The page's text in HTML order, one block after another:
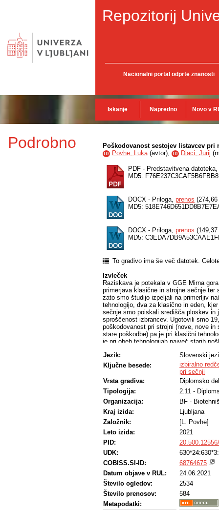
Repozitorij
Nacionalni portal odprte znanosti
Iskanje Napredno Novo v
Podrobno Poškodovanost sestojev listavcev
ID Povhe, Luka(avtor), ID Diaci, Jurij (
PDF - Predstavitvena datoteka,
MD5:
DOCX - Priloga, prenos
MD5:
DOCX - Priloga, prenos
MD5:
To gradivo ima še več datotek.
Izvleček
Raziskava je potekala v GGE Mirna
primerjava klasične in strojne sečnje
zato smo študijo izpeljali na primerljiv
tehnologijo, dva za klasično in eden,
sečnje smo poiskali središča ploskev in
sproščenost izbrancev. Ugotovili smo
poškodovanost pri strojni (nove, nove
stare poškodbe) pa je pri klasični
je pri obeh tehnologijah največ starih
sestojih klasične sečnje, kar lahko
v stratumu pet, kjer ni bilo redčenja in
je v Sloveniji več poškodb pri strojni
Jezik:
Slovenski
Ključne besede:
izbiralno
pri sečnji
Vrsta gradiva:
Diplomsko
Tipologija:
2.11 -
Organizacija:
BF -
Kraj izida:
Ljubljana
Založnik:
[L. Povhe]
Leto izida:
2021
PID:
UDK:
COBISS.SI-ID:
68764675
Datum objave v RUL:
24.06.2021
Število ogledov:
2534
Število prenosov:
584
Metapodatki: